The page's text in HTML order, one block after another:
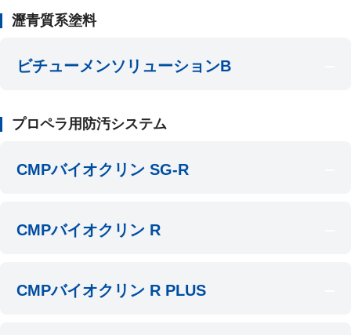
瀝青質系塗料
ビチューメンソリューションB
プロペラ用防汚システム
CMPバイオクリン SG-R
CMPバイオクリン R
CMPバイオクリン R PLUS